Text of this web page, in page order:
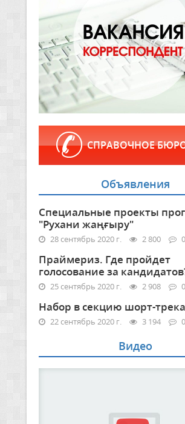
СПРАВОЧНОЕ
Объявления
Специальные проекты
"Рухани жаңғыру"
28 сентябрь 2020 г. 2 800 0
Праймериз. Где пройдет
голосование за
25 сентябрь 2020 г. 2 908 0
Набор в секцию шорт-трека
22 сентябрь 2020 г. 3 194 0
Видео